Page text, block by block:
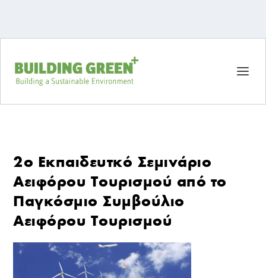
2ο Εκπαιδευτκό Σεμινάριο
Αειφόρου Τουρισμού από το
Παγκόσμιο Συμβούλιο
Αειφόρου Τουρισμού